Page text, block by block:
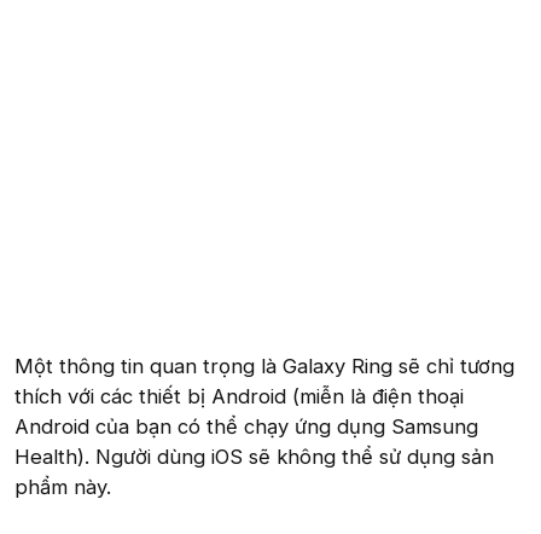
Một thông tin quan trọng là Galaxy Ring sẽ chỉ tương
thích với các thiết bị Android (miễn là điện thoại
Android của bạn có thể chạy ứng dụng Samsung
Health). Người dùng iOS sẽ không thể sử dụng sản
phẩm này.